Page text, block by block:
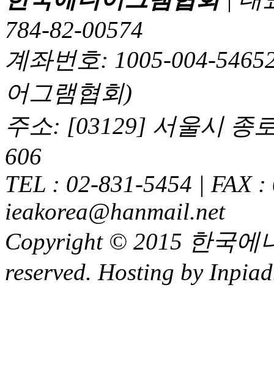
784-82-00574
계좌번호: 1005-004-
어그램협회)
주소: [03129] 서울시 종
606
TEL : 02-831-5454 | FAX
ieakorea@hanmail.net
Copyright © 2015 한국에
reserved. Hosting by